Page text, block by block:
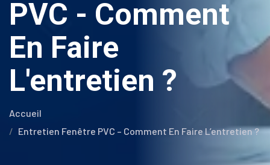
PVC - Comment
En Faire
L'entretien ?
Accueil
Entretien Fenêtre PVC – Comment En Faire L’entretien ?